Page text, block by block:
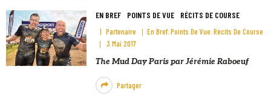
EN BREF POINTS DE VUE RÉCITS DE COURSE
Partenaire En Bref Points De Vue Récits De Course
3 Mai 2017
The Mud Day Paris par Jérémie Raboeuf
Partager